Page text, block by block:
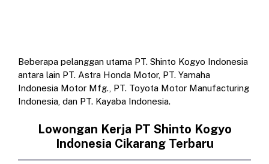
Beberapa pelanggan utama PT. Shinto Kogyo Indonesia
antara lain PT. Astra Honda Motor, PT. Yamaha
Indonesia Motor Mfg., PT. Toyota Motor Manufacturing
Indonesia, dan PT. Kayaba Indonesia.
Lowongan Kerja PT Shinto Kogyo
Indonesia Cikarang Terbaru